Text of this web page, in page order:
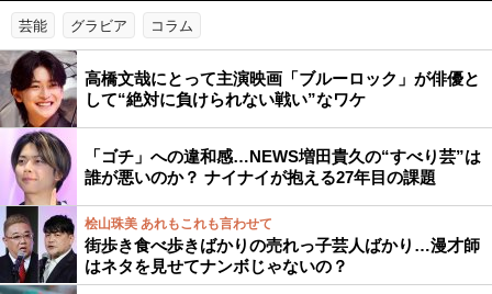
芸能 グラビア コラム
高橋文哉にとって主演映画「ブルーロック」が俳優と
して“絶対に負けられない戦い”なワケ
「ゴチ」への違和感…NEWS増田貴久の“すべり芸”は
誰が悪いのか？ ナイナイが抱える27年目の課題
桧山珠美 あれもこれも言わせて
街歩き食べ歩きばかりの売れっ子芸人ばかり…漫才師
はネタを見せてナンボじゃないの？